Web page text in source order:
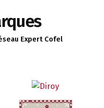
Expert Cofel